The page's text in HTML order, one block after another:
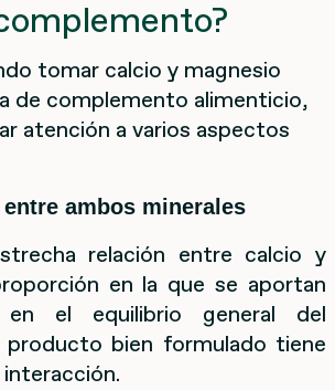
tomar calcio y magnesio
de complemento alimenticio,
atención a varios aspectos
ambos minerales
relación entre calcio y
en la que se aportan
el equilibrio general del
producto bien formulado tiene